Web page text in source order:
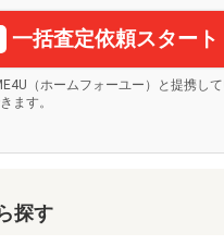
一括査定依頼スタート
（ホームフォーユー）と提携し
ます。
探す